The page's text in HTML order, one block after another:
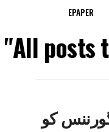
EPAPER
All posts
کو